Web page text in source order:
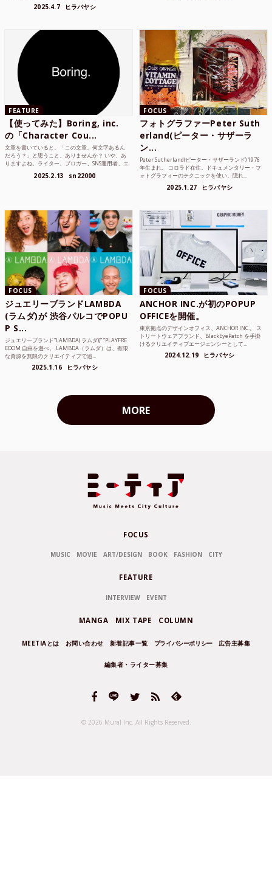
2025.4.7 ヒラバヤシ
FEATURE
【使ってみた】Boring, inc.
の「Character Cou...
文章を書いていると、「この文章、何文字あるん
だろう？」と思うこと、ありませんか？ いや、あ
りますよね。ライター、ブロガー、SNS運用者、エ
2025.2.13 sn22000
FOCUS
フォトグラファーPeter Suth
erland(ピーター・サザーラ
ン...
Peter Sutherland(ピーター・サザーランド) 1976
年生まれ。 コロラド在住。ドキュメンタリー・フ
ォトグラフィーのテクニックを使い、隠れ...
2025.1.27 ヒラバヤシ
FOCUS
ジュエリーブランドLAMBDA
(ラムダ)が 渋谷パルコでPOPU
P S...
ジュエリーブランド“LAMBDA( ラムダ))” “PLAYFRE
EDOM 自由を遊べ。 LAMBDA（ラムダ）は、有限
な資源を無限のクリエイティブで追...
2025.1.16 ヒラバヤシ
FOCUS
ANCHOR INC.が初のPOPUP
OFFICEを開催。
東京拠点のデザインオフィス、ANCHOR INC.。 ス
トリートウェアブランド、BlackEyePatch を手掛
けるクリエイティブエージェンシーとして...
2024.12.19 ヒラバヤシ
MORE
FOCUS
MUSIC MOVIE ART/DESIGN BOOK FASHION CITY
FEATURE
INTERVIEW EVENT
MANGA MIX TAPE COLUMN
MEETIAとは お問い合わせ 新着記事一覧 プライバシーポリシー 広告主募集
編集者・ライター募集
© 2026 Mural Inc. All Rights Reserved.